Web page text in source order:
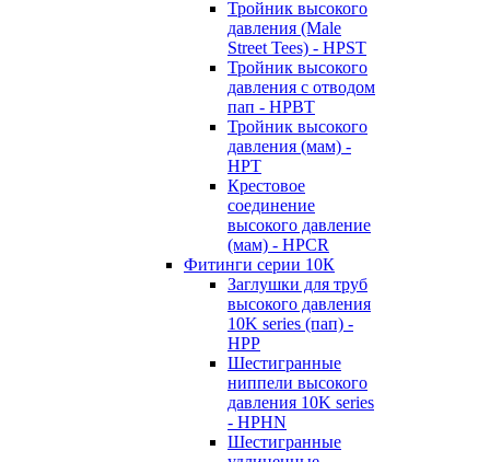
Тройник высокого
давления (Male
Street Tees) - HPST
Тройник высокого
давления с отводом
пап - HPBT
Тройник высокого
давления (мам) -
HPT
Крестовое
соединение
высокого давление
(мам) - HPCR
Фитинги серии 10К
Заглушки для труб
высокого давления
10K series (пап) -
HPP
Шестигранные
ниппели высокого
давления 10K series
- HPHN
Шестигранные